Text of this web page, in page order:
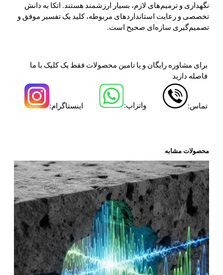
نگهداری و ترمیم‌های لازم، بسیار ارزشمند هستند. اتکا به دانش
تخصصی و رعایت استانداردهای مربوطه، کلید یک تفسیر موفق و
تصمیم‌گیری سازه‌ای صحیح است.
برای مشاوره رایگان و یا تامین محصولات فقط یک کلیک با ما
فاصله دارید
تماس: واتزاپ: اینستاگرام:
محصولات مشابه